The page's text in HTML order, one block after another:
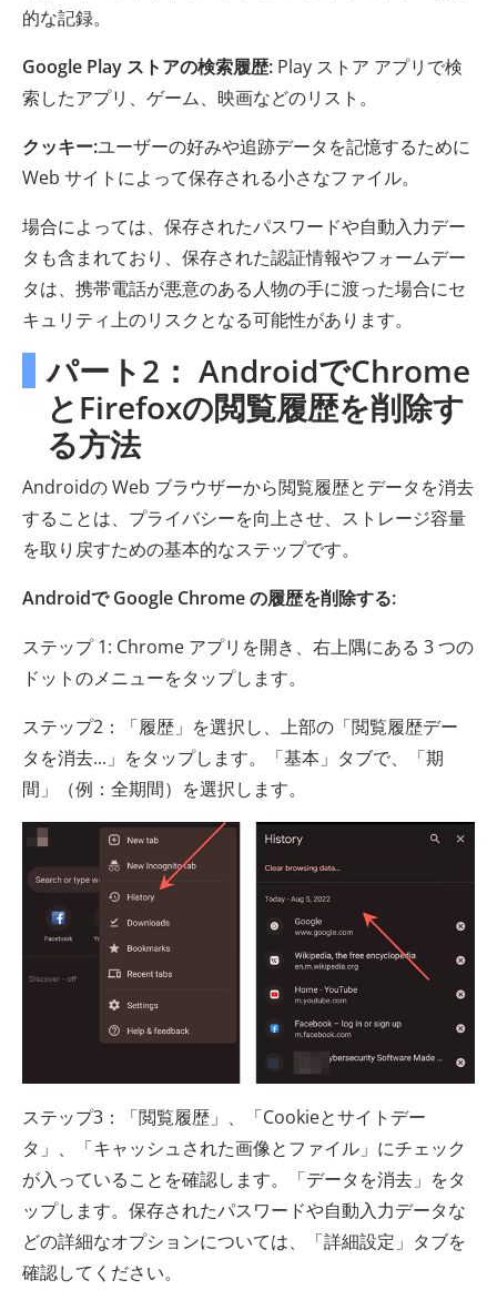
的な記録。
Google Play ストアの検索履歴: Play ストア アプリで検
索したアプリ、ゲーム、映画などのリスト。
クッキー:ユーザーの好みや追跡データを記憶するために
Web サイトによって保存される小さなファイル。
場合によっては、保存されたパスワードや自動入力デー
タも含まれており、保存された認証情報やフォームデー
タは、携帯電話が悪意のある人物の手に渡った場合にセ
キュリティ上のリスクとなる可能性があります。
パート2： AndroidでChrome
とFirefoxの閲覧履歴を削除す
る方法
Androidの Web ブラウザーから閲覧履歴とデータを消去
することは、プライバシーを向上させ、ストレージ容量
を取り戻すための基本的なステップです。
Androidで Google Chrome の履歴を削除する:
ステップ 1: Chrome アプリを開き、右上隅にある 3 つの
ドットのメニューをタップします。
ステップ2：「履歴」を選択し、上部の「閲覧履歴デー
タを消去...」をタップします。「基本」タブで、「期
間」（例：全期間）を選択します。
ステップ3：「閲覧履歴」、「Cookieとサイトデー
タ」、「キャッシュされた画像とファイル」にチェック
が入っていることを確認します。「データを消去」をタ
ップします。保存されたパスワードや自動入力データな
どの詳細なオプションについては、「詳細設定」タブを
確認してください。